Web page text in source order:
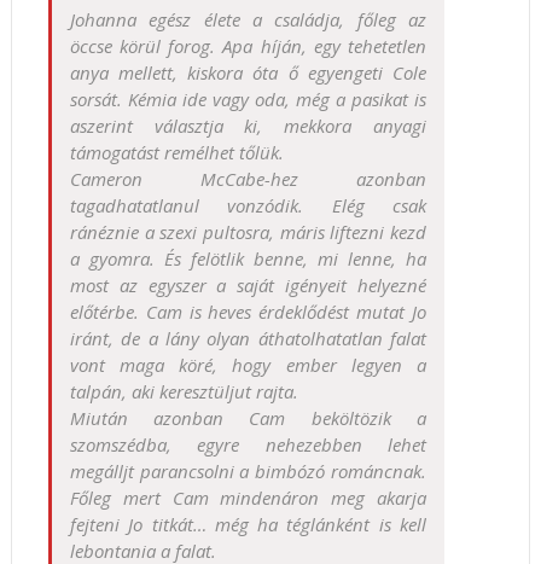
Johanna egész élete a családja, főleg az
öccse körül forog. Apa híján, egy tehetetlen
anya mellett, kiskora óta ő egyengeti Cole
sorsát. Kémia ide vagy oda, még a pasikat is
aszerint választja ki, mekkora anyagi
támogatást remélhet tőlük.
Cameron McCabe-hez azonban
tagadhatatlanul vonzódik. Elég csak
ránéznie a szexi pultosra, máris liftezni kezd
a gyomra. És felötlik benne, mi lenne, ha
most az egyszer a saját igényeit helyezné
előtérbe. Cam is heves érdeklődést mutat Jo
iránt, de a lány olyan áthatolhatatlan falat
vont maga köré, hogy ember legyen a
talpán, aki keresztüljut rajta.
Miután azonban Cam beköltözik a
szomszédba, egyre nehezebben lehet
megálljt parancsolni a bimbózó románcnak.
Főleg mert Cam mindenáron meg akarja
fejteni Jo titkát… még ha téglánként is kell
lebontania a falat.